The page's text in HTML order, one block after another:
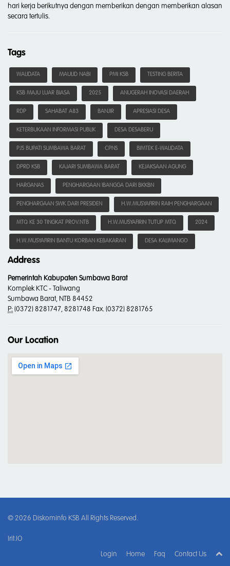
hari kerja berikutnya dengan memberikan dengan memberikan alasan
secara tertulis.
Tags
WALIDATA MAULID NABI PMI KSB TESTING BERITA
KSB MAJU LUAR BIASA 2025 ANUGERAH INOVASI DAERAH
RDP SAHABAT A83 BANJIR APRESIASI DESA
KETERBUKAAN INFORMASI PUBLIK DESA DESABERU
PJS BUPATI SUMBAWA BARAT CPNS BIMTEK E-WALIDATA
DPRD KSB KAJARI SUMBAWA BARAT KEJAKSAAN AGUNG
HARGANAS PENGHARGAAN IBANGGA DARI BKKBN
PENGHARGAAN SWK DARI PRESIDEN H.W.MUSYAFIRIN RAIH PENGHARGAAN
MTQ KE 30 TINGKAT PROV.NTB H.W.MUSYAFIRIN TUTUP MTQ 2024
H.W.MUSYAFIRIN BANTU KORBAN KEBAKARAN DESA KALIMANGO
Address
Pemerintah Kabupaten Sumbawa Barat
Komplek KTC - Taliwang
Sumbawa Barat, NTB 84452
P: (0372) 8281747, 8281748 Fax. (0372) 8281765
Our Location
© 2026 Diskominfo KSB All Rights Reserved.
Irit.IO
Login Home Faq Contact Us